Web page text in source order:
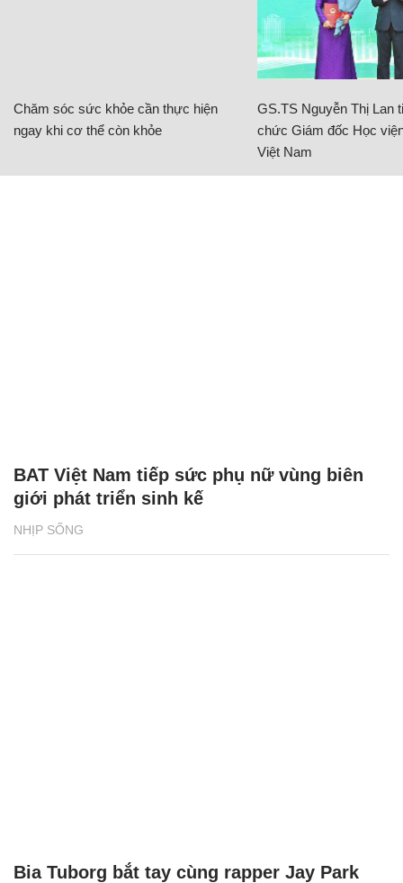
Chăm sóc sức khỏe cần thực hiện
ngay khi cơ thể còn khỏe
GS.TS Nguyễn Thị Lan
chức Giám đốc Học
Việt Nam
NHỊP SỐNG
BAT Việt Nam tiếp sức phụ nữ vùng biên
giới phát triển sinh kế
Bia Tuborg bắt tay cùng rapper Jay Park